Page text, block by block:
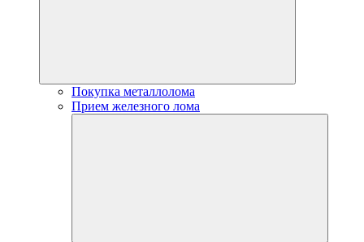
Покупка металлолома
Прием железного лома